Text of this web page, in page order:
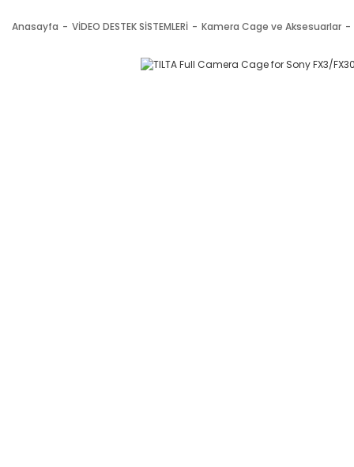
Anasayfa VİDEO DESTEK SİSTEMLERİ Kamera Cage ve Aksesuarlar